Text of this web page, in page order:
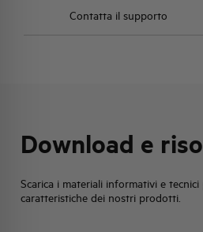
Contatta il supporto
Download e
Scarica i materiali informativi e
caratteristiche dei nostri prodotti.